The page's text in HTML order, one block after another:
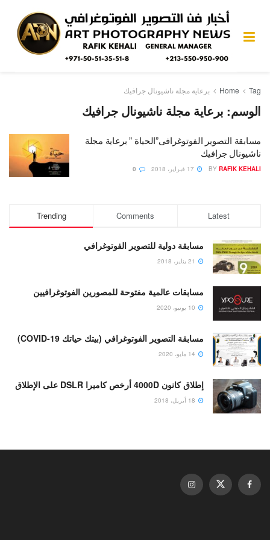
Home Tag برعاية مجلة ناشيونال جرافيك
الوسم: برعاية مجلة ناشيونال جرافيك
مسابقة التصوير الفوتوغرافى”الحياة ” برعاية مجلة
ناشيونال جرافيك
BY RAFIK KEHALI
Trending Comments Latest
مسابقة دولية للتصوير الفوتوغرافي
مسابقات عالمية مفتوحة للمصورين الفوتوغرافيين
مسابقة التصوير الفوتوغرافي (بيتك حياتك COVID-19)
إطلاق كانون 4000D أرخص كاميرا DSLR على الإطلاق